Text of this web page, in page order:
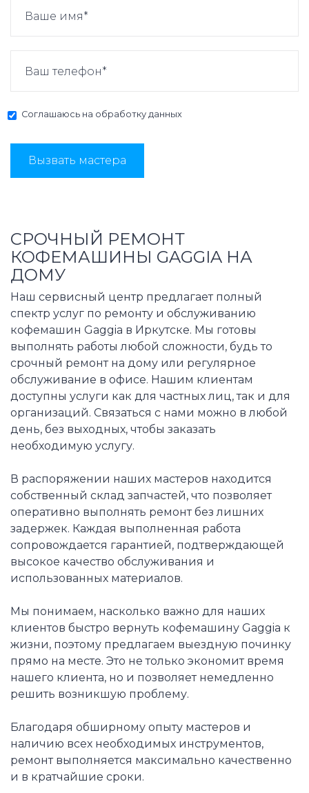
Соглашаюсь на обработку данных
Вызвать мастера
СРОЧНЫЙ РЕМОНТ
КОФЕМАШИНЫ GAGGIA НА
ДОМУ
Наш сервисный центр предлагает полный
спектр услуг по ремонту и обслуживанию
кофемашин Gaggia в Иркутске. Мы готовы
выполнять работы любой сложности, будь то
срочный ремонт на дому или регулярное
обслуживание в офисе. Нашим клиентам
доступны услуги как для частных лиц, так и для
организаций. Связаться с нами можно в любой
день, без выходных, чтобы заказать
необходимую услугу.
В распоряжении наших мастеров находится
собственный склад запчастей, что позволяет
оперативно выполнять ремонт без лишних
задержек. Каждая выполненная работа
сопровождается гарантией, подтверждающей
высокое качество обслуживания и
использованных материалов.
Мы понимаем, насколько важно для наших
клиентов быстро вернуть кофемашину Gaggia к
жизни, поэтому предлагаем выездную починку
прямо на месте. Это не только экономит время
нашего клиента, но и позволяет немедленно
решить возникшую проблему.
Благодаря обширному опыту мастеров и
наличию всех необходимых инструментов,
ремонт выполняется максимально качественно
и в кратчайшие сроки.